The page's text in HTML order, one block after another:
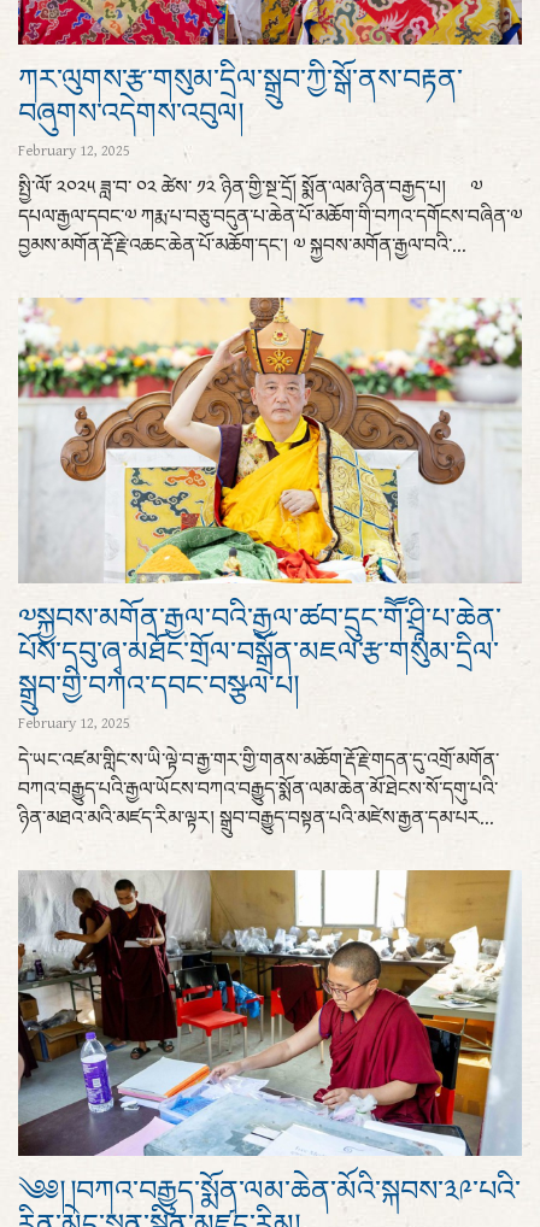
ཀར་ལུགས་རྩ་གསུམ་དྲིལ་སྒྲུབ་ཀྱི་སྒོ་ནས་བརྟན་
བཞུགས་འདེགས་འབུལ།
February 12, 2025
སྤྱི་ལོ་ ༢༠༢༥ ཟླ་བ་ ༠༢ ཚེས་ ༡༢ ཉིན་གྱི་སྔ་དྲོ། སྨོན་ལམ་ཉིན་བརྒྱད་པ། ༧
དཔལ་རྒྱལ་དབང་༧ ཀརྨ་པ་བཅུ་བདུན་པ་ཆེན་པོ་མཆོག་གི་བཀའ་དགོངས་བཞིན་༧
བྱམས་མགོན་རྡོ་རྗེ་འཆང་ཆེན་པོ་མཆོག་དང་། ༧ སྐྱབས་མགོན་རྒྱལ་བའི་...
༧སྐྱབས་མགོན་རྒྱལ་བའི་རྒྱལ་ཚབ་དྲུང་གཽ་ཤྲཱི་པ་ཆེན་
པོས་དབུ་ཞྭ་མཐོང་གྲོལ་བསྒྲོན་མཇལ་རྩ་གསུམ་དྲིལ་
སྒྲུབ་གྱི་བཀའ་དབང་བསྩལ་པ།
February 12, 2025
དེ་ཡང་འཛམ་གླིང་ས་ཡི་ལྟེ་བ་རྒྱ་གར་གྱི་གནས་མཆོག་རྡོ་རྗེ་གདན་དུ་འགྲོ་མགོན་
བཀའ་བརྒྱུད་པའི་རྒྱལ་ཡོངས་བཀའ་བརྒྱུད་སྨོན་ལམ་ཆེན་མོ་ཐེངས་སོ་དགུ་པའི་
ཉིན་མཐའ་མའི་མཛད་རིམ་ལྟར། སྒྲུབ་བརྒྱུད་བསྟན་པའི་མཛེས་རྒྱན་དམ་པར...
༄༅། །བཀའ་བརྒྱུད་སྨོན་ལམ་ཆེན་མོའི་སྐབས་༣༩་པའི་